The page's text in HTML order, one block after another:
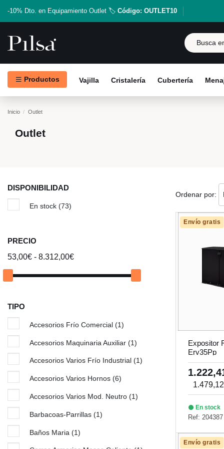
-10% Dto. en Equipamiento Outlet 🏷️ Código: OUTLET10
Productos Vajilla Cristalería Cubertería
Inicio Outlet
Outlet
Ordenar por:
Envío gratis
Expositor
Erv35Pp
En stock
Ref: 204387
Envío gratis
DISPONIBILIDAD
En stock (73)
PRECIO
53,00€ - 8.312,00€
TIPO
Accesorios Frío Comercial (1)
Accesorios Maquinaria Auxiliar (1)
Accesorios Varios Frío Industrial (1)
Accesorios Varios Hornos (6)
Accesorios Varios Mod. Neutro (1)
Barbacoas-Parrillas (1)
Baños Maria (1)